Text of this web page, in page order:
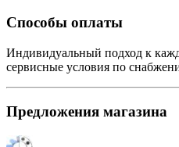
Способы оплаты
Индивидуальный подход к
сервисные условия по
Предложения магазина